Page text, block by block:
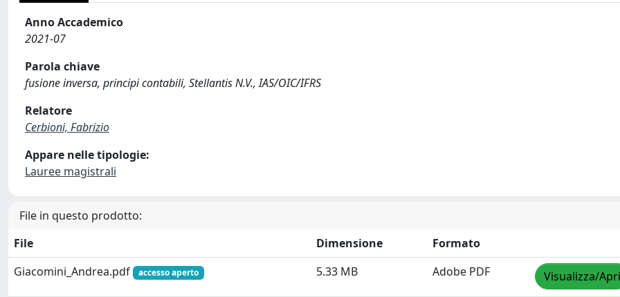
Anno Accademico
2021-07
Parola chiave
fusione inversa, principi contabili, Stellantis N.V., IAS/OIC/IFRS
Relatore
Cerbioni, Fabrizio
Appare nelle tipologie:
Lauree magistrali
File in questo prodotto:
File
Dimensione
Formato
Giacomini_Andrea.pdf
accesso aperto 5.33 MB Adobe PDF Visualizza/Apri